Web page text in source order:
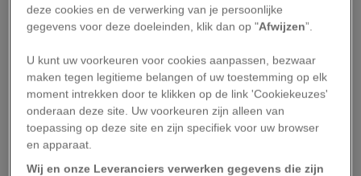
Maar wat echt zeldzaam is, zijn albinokalfjes. Wat
moeilijk met zekerheid te zeggen. “Als ze dat
inderdaad zijn, is het een extreem zeldzaam
fenomeen.” Hij zegt duizenden elanden gezien te
hebben tijdens zijn carrière, maar nog nooit
heeft hij ze zo wit gezien.
deze cookies en de verwerking van je persoonlijke
gegevens voor deze doeleinden, klik dan op "Afwijzen”.
U kunt uw voorkeuren voor cookies aanpassen, bezwaar
maken tegen legitieme belangen of uw toestemming op elk
moment intrekken door te klikken op de link 'Cookiekeuzes'
onderaan deze site. Uw voorkeuren zijn alleen van
toepassing op deze site en zijn specifiek voor uw browser
en apparaat.
Wij en onze Leveranciers verwerken gegevens die zijn